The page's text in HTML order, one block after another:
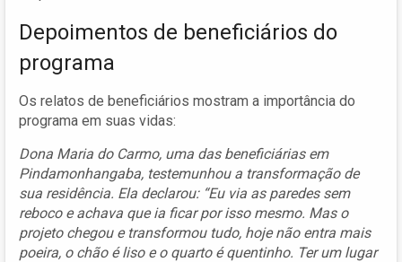
Depoimentos de beneficiários do
programa
Os relatos de beneficiários mostram a importância do
programa em suas vidas:
Dona Maria do Carmo, uma das beneficiárias em
Pindamonhangaba, testemunhou a transformação de
sua residência. Ela declarou: “Eu via as paredes sem
reboco e achava que ia ficar por isso mesmo. Mas o
projeto chegou e transformou tudo, hoje não entra mais
poeira, o chão é liso e o quarto é quentinho. Ter um lugar